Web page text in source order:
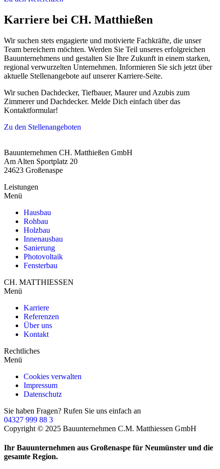
Karriere bei CH. Matthießen
Wir suchen stets engagierte und motivierte Fachkräfte, die unser
Team bereichern möchten. Werden Sie Teil unseres erfolgreichen
Bauunternehmens und gestalten Sie Ihre Zukunft in einem starken,
regional verwurzelten Unternehmen. Informieren Sie sich jetzt über
aktuelle Stellenangebote auf unserer Karriere-Seite.
Wir suchen Dachdecker, Tiefbauer, Maurer und Azubis zum
Zimmerer und Dachdecker. Melde Dich einfach über das
Kontaktformular!
Zu den Stellenangeboten
Bauunternehmen CH. Matthießen GmbH
Am Alten Sportplatz 20
24623 Großenaspe
Leistungen
Menü
Hausbau
Rohbau
Holzbau
Innenausbau
Sanierung
Photovoltaik
Fensterbau
CH. MATTHIESSEN
Menü
Karriere
Referenzen
Über uns
Kontakt
Rechtliches
Menü
Cookies verwalten
Impressum
Datenschutz
Sie haben Fragen? Rufen Sie uns einfach an
04327 999 88 3
Copyright © 2025 Bauunternehmen C.M. Matthiessen GmbH
Ihr Bauunternehmen aus Großenaspe für Neumünster und die
gesamte Region.